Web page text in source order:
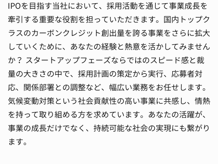
IPOを目指す当社において、採用活動を通じて事業成長を
牽引する重要な役割を担っていただきます。国内トップク
ラスのカーボンクレジット創出量を誇る事業をさらに拡大
していくために、あなたの経験と熱意を活かしてみません
か？ スタートアップフェーズならではのスピード感と裁
量の大きさの中で、採用計画の策定から実行、応募者対
応、関係部署との調整など、幅広い業務をお任せします。
気候変動対策という社会貢献性の高い事業に共感し、情熱
を持って取り組める方を求めています。あなたの活躍が、
事業の成長だけでなく、持続可能な社会の実現にも繋がり
ます。